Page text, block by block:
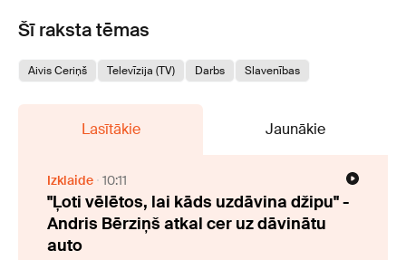
Šī raksta tēmas
Aivis Ceriņš Televīzija (TV) Darbs Slavenības
Lasītākie Jaunākie
Izklaide 10:11
"Ļoti vēlētos, lai kāds uzdāvina džipu" -
Andris Bērziņš atkal cer uz dāvinātu
auto